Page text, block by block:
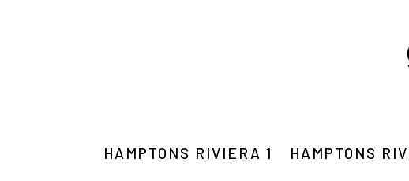
HAMPTONS RIVIERA 1 HAMPTONS